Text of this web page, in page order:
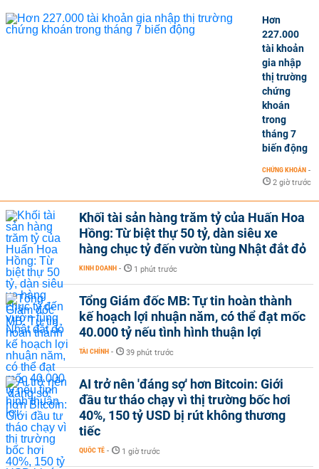
Hơn
227.000
tài khoản
gia nhập
thị trường
chứng
khoán
trong
tháng 7
biến động
CHỨNG KHOÁN -
2 giờ trước
Khối tài sản hàng trăm tỷ của Huấn Hoa
Hồng: Từ biệt thự 50 tỷ, dàn siêu xe
hàng chục tỷ đến vườn tùng Nhật đắt đỏ
KINH DOANH - 1 phút trước
Tổng Giám đốc MB: Tự tin hoàn thành
kế hoạch lợi nhuận năm, có thể đạt mốc
40.000 tỷ nếu tình hình thuận lợi
TÀI CHÍNH - 39 phút trước
AI trở nên 'đáng sợ' hơn Bitcoin: Giới
đầu tư tháo chạy vì thị trường bốc hơi
40%, 150 tỷ USD bị rút không thương
tiếc
QUỐC TẾ - 1 giờ trước